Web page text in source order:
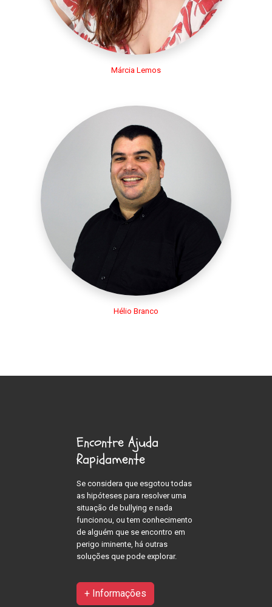
Márcia Lemos
Hélio Branco
Encontre Ajuda
Rapidamente
Se considera que esgotou todas
as hipóteses para resolver uma
situação de bullying e nada
funcionou, ou tem conhecimento
de alguém que se encontro em
perigo iminente, há outras
soluções que pode explorar.
+ Informações